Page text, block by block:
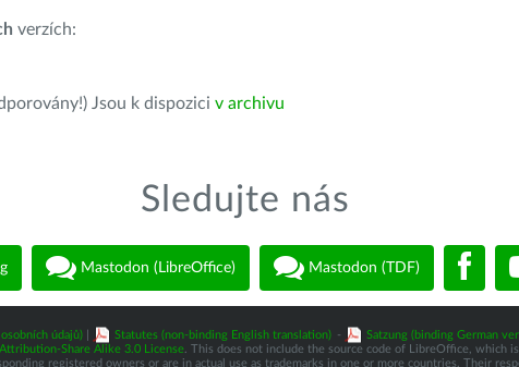
verzích:
Jsou k dispozici v archivu
Sledujte nás
Mastodon (LibreOffice) Mastodon (TDF)
údajů)| Statutes (non-binding English translation) - Satzung (binding German
Share Alike 3.0 License. This does not include the source code of LibreOffice, which
registered owners or are in actual use as trademarks in one or more countries. Their